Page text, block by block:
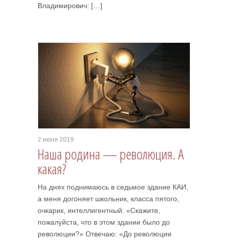
Владимирович: […]
2 июня 2019
Наша родина — революция. А
какая?
На днях поднимаюсь в седьмое здание КАИ,
а меня догоняет школьник, класса пятого,
очкарик, интеллигентный: «Скажите,
пожалуйста, что в этом здании было до
революции?» Отвечаю: «До революции